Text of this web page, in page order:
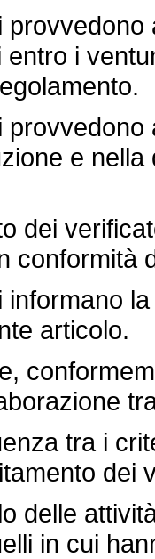
i
e
dei
conformità
articolo.
tra i
dei
delle
in cui